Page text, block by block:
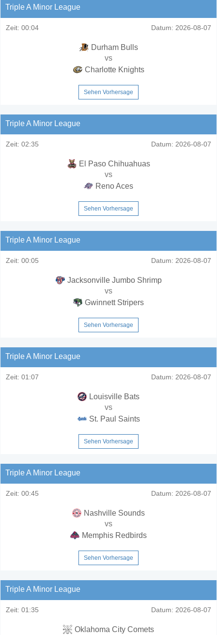
Triple A Minor League
Zeit: 00:04 Datum: 2026-08-07
Durham Bulls
vs
Charlotte Knights
Sehen Vorhersage
Triple A Minor League
Zeit: 02:35 Datum: 2026-08-07
El Paso Chihuahuas
vs
Reno Aces
Sehen Vorhersage
Triple A Minor League
Zeit: 00:05 Datum: 2026-08-07
Jacksonville Jumbo Shrimp
vs
Gwinnett Stripers
Sehen Vorhersage
Triple A Minor League
Zeit: 01:07 Datum: 2026-08-07
Louisville Bats
vs
St. Paul Saints
Sehen Vorhersage
Triple A Minor League
Zeit: 00:45 Datum: 2026-08-07
Nashville Sounds
vs
Memphis Redbirds
Sehen Vorhersage
Triple A Minor League
Zeit: 01:35 Datum: 2026-08-07
Oklahoma City Comets